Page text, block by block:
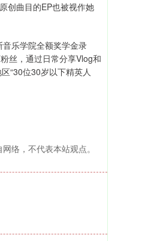
创曲目的EP也被视作她
乐学院全额奖学金录
丝，通过日常分享Vlog和
“30位30岁以下精英人
络，不代表本站观点。